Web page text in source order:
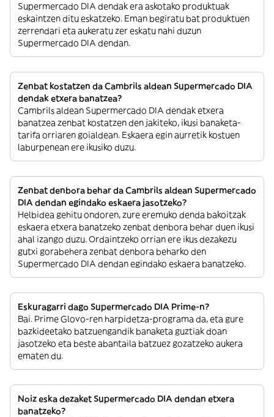
Supermercado DIA dendak era askotako produktuak
eskaintzen ditu eskatzeko. Eman begiratu bat produktuen
zerrendari eta aukeratu zer eskatu nahi duzun
Supermercado DIA dendan.
Zenbat kostatzen da Cambrils aldean Supermercado DIA
dendak etxera banatzea?
Cambrils aldean Supermercado DIA dendak etxera
banatzea zenbat kostatzen den jakiteko, ikusi banaketa-
tarifa orriaren goialdean. Eskaera egin aurretik kostuen
laburpenean ere ikusiko duzu.
Zenbat denbora behar da Cambrils aldean Supermercado
DIA dendan egindako eskaera jasotzeko?
Helbidea gehitu ondoren, zure eremuko denda bakoitzak
eskaera etxera banatzeko zenbat denbora behar duen ikusi
ahal izango duzu. Ordaintzeko orrian ere ikus dezakezu
gutxi gorabehera zenbat denbora beharko den
Supermercado DIA dendan egindako eskaera banatzeko.
Eskuragarri dago Supermercado DIA Prime-n?
Bai. Prime Glovo-ren harpidetza-programa da, eta gure
bazkideetako batzuengandik banaketa guztiak doan
jasotzeko eta beste abantaila batzuez gozatzeko aukera
ematen du.
Noiz eska dezaket Supermercado DIA dendan etxera
banatzeko?